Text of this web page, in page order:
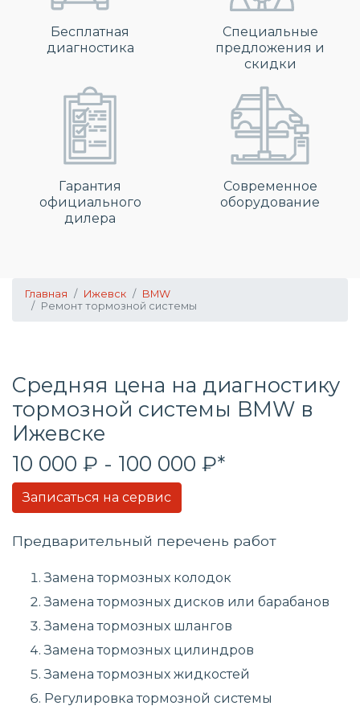
Бесплатная
диагностика
Специальные
предложения и
скидки
Гарантия
официального
дилера
Современное
оборудование
Главная Ижевск
BMW
Ремонт тормозной системы
Средняя цена на диагностику
тормозной системы BMW в
Ижевске
10 000 ₽ - 100 000 ₽*
Записаться на сервис
Предварительный перечень работ
Замена тормозных колодок
Замена тормозных дисков или барабанов
Замена тормозных шлангов
Замена тормозных цилиндров
Замена тормозных жидкостей
Регулировка тормозной системы